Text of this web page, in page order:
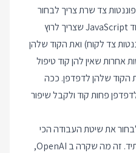
צד שרת צריך לבחור
מראש איזה קומפוננטות כוללות קוד JavaScript שצריך לרוץ
צד לקוח) ואת הקוד שלהן
אחרות שאין להן קוד טיפול
הקוד שלהן לדפדפן. ככה
פחות קוד ולקבל שיפור
את שיטת העבודה הכי
מסובכת כי אולי נצטרך את זה בעתיד. זה מה שקרה ב OpenAI,